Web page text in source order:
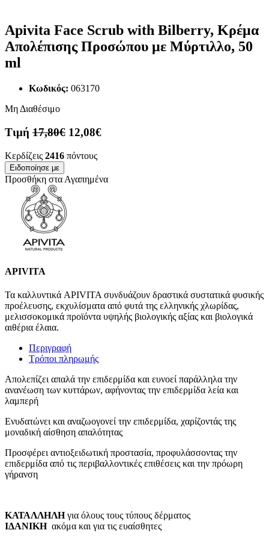
Apivita Face Scrub with Bilberry, Κρέμα
Απολέπισης Προσώπου με Μύρτιλλο, 50
ml
Κωδικός: 063170
Μη Διαθέσιμο
Τιμή 17,80€ 12,08€
Κερδίζεις 2416 πόντους
Ειδοποίησε με
Προσθήκη στα Αγαπημένα
APIVITA
Τα καλλυντικά APIVITA συνδυάζουν δραστικά συστατικά φυσικής
προέλευσης, εκχυλίσματα από φυτά της ελληνικής χλωρίδας,
μελισσοκομικά προϊόντα υψηλής βιολογικής αξίας και βιολογικά
αιθέρια έλαια.
Περιγραφή
Τρόποι πληρωμής
Απολεπίζει απαλά την επιδερμίδα και ευνοεί παράλληλα την
ανανέωση των κυττάρων, αφήνοντας την επιδερμίδα λεία και
λαμπερή
Ενυδατώνει και αναζωογονεί την επιδερμίδα, χαρίζοντάς της
μοναδική αίσθηση απαλότητας
Προσφέρει αντιοξειδωτική προστασία, προφυλάσσοντας την
επιδερμίδα από τις περιβαλλοντικές επιθέσεις και την πρόωρη
γήρανση
ΚΑΤΑΛΛΗΛΗγια όλους τους τύπους δέρματος
ΙΔΑΝΙΚHακόμα και για τις ευαίσθητες